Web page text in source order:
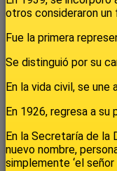
otros consideraron
Fue la primera
Se distinguió por su
En la vida civil, se
En 1926, regresa a
En la Secretaría de la
nuevo nombre,
simplemente ‘el señor